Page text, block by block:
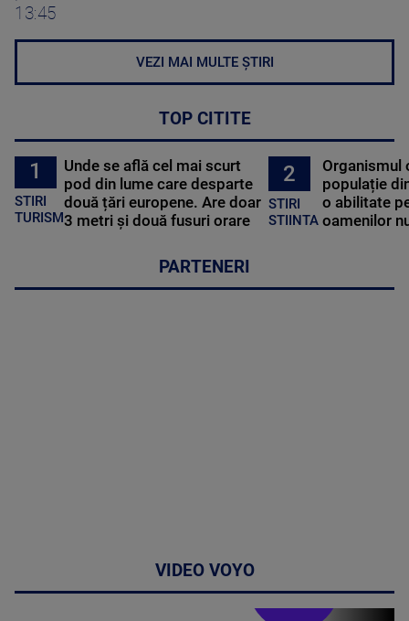
13:45
VEZI MAI MULTE ȘTIRI
TOP CITITE
1
STIRI
TURISM
Unde se află cel mai scurt
pod din lume care desparte
două țări europene. Are doar
3 metri și două fusuri orare
2
STIRI
STIINTA
Organismul
populație
o abilitate
oamenilor
PARTENERI
VIDEO VOYO